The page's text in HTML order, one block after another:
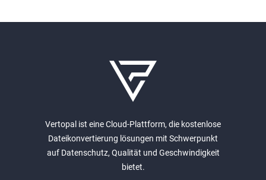
Vertopal ist eine Cloud-Plattform, die kostenlose
Dateikonvertierung lösungen mit Schwerpunkt
auf Datenschutz, Qualität und Geschwindigkeit
bietet.